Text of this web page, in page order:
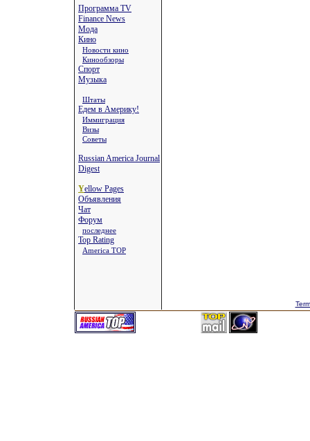
Программа TV
Finance News
Мода
Кино
Новости кино
Кинообзоры
Спорт
Музыка
Штаты
Едем в Америку!
Иммиграция
Визы
Советы
Russian America Journal
Digest
Yellow Pages
Объявления
Чат
Форум
последнее
Top Rating
America TOP